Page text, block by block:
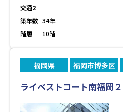
交通2
築年数 34年
階層
10階
福岡県 福岡市博多区
ライベストコート南福岡２